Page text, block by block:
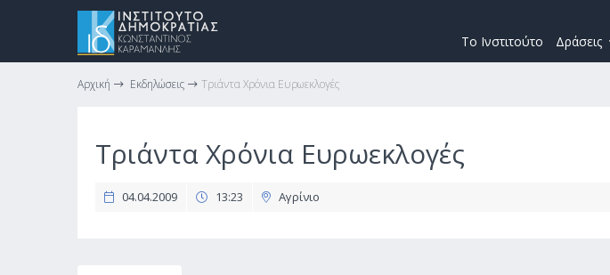
Το Ινστιτούτο Δράσεις
Αρχική Εκδηλώσεις Τριάντα Χρόνια Ευρωεκλογές
Τριάντα Χρόνια Ευρωεκλογές
04.04.2009 13:23 Αγρίνιο